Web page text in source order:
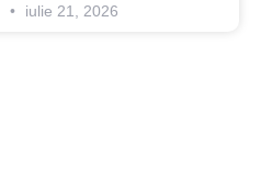
iulie 21, 2026